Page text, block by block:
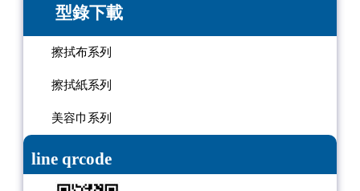
型錄下載
擦拭布系列
擦拭紙系列
美容巾系列
line qrcode